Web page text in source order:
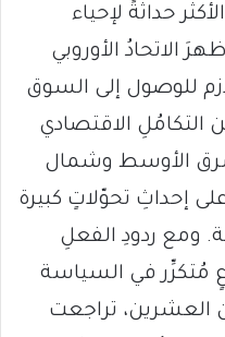
حداثةً لإحياء
الاتحادُ الأوروبي
للوصول إلى السوق
التكامُلِ الاقتصادي
الأوسط وشمال
على إحداثِ تحوّلاتٍ كبيرة
ومع ردودِ الفعلِ
مُتكرِّر في السياسة
العشرين، تراجعت